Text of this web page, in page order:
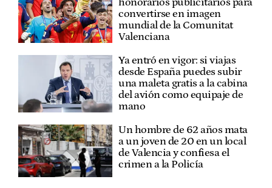
convertirse en imagen
mundial de la Comunitat
Valenciana
Ya entró en vigor: si viajas
desde España puedes subir
una maleta gratis a la cabina
del avión como equipaje de
mano
Un hombre de 62 años mata
a un joven de 20 en un local
de Valencia y confiesa el
crimen a la Policía